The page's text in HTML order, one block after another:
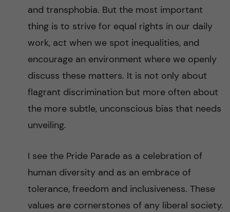
and transphobia. But the most important
thing is to strive for equal rights in our daily
work, act when we spot inequalities, and
encourage an environment where we openly
discuss these matters. It is not only about
flagrant discrimination but more often about
the more subtle, unconscious bias that needs
unveiling.
I see the Pride Parade as a celebration of
human diversity and as an embrace of
tolerance, freedom and inclusiveness. These
values are cornerstones of any liberal society.